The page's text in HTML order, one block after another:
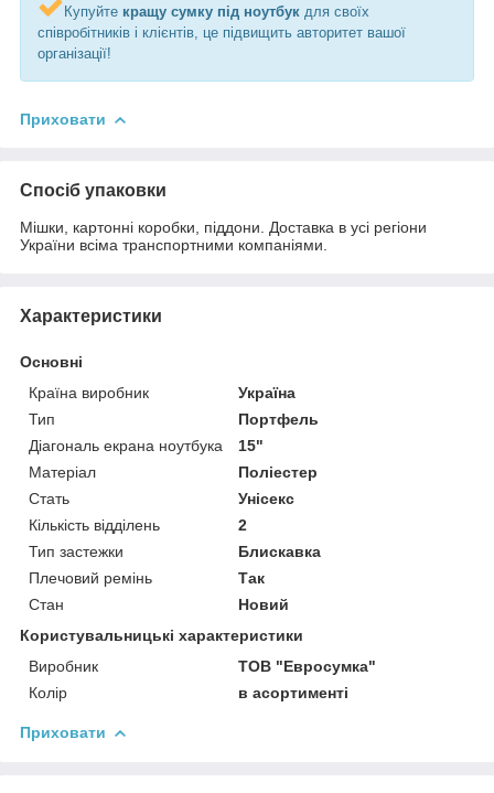
Купуйте кращу сумку під ноутбук для своїх
співробітників і клієнтів, це підвищить авторитет вашої
організації!
Приховати
Спосіб упаковки
Мішки, картонні коробки, піддони. Доставка в усі регіони
України всіма транспортними компаніями.
Характеристики
Основні
Країна виробник
Україна
Тип
Портфель
Діагональ екрана ноутбука
15"
Матеріал
Поліестер
Стать
Унісекс
Кількість відділень
2
Тип застежки
Блискавка
Плечовий ремінь
Так
Стан
Новий
Користувальницькі характеристики
Виробник
ТОВ "Евросумка"
Колір
в асортименті
Приховати